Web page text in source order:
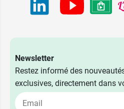
Newsletter
Restez informé des
exclusives, directement dans